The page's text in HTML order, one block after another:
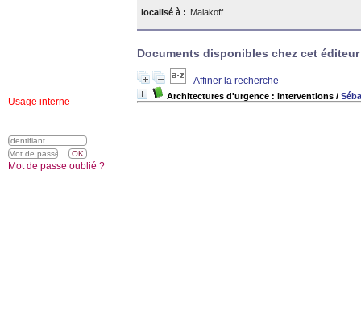
localisé à : Malakoff
Documents disponibles chez cet éditeur
Affiner la recherche
Architectures d'urgence : interventions /
Usage interne
Mot de passe oublié ?